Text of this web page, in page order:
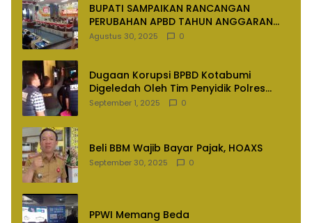
BUPATI SAMPAIKAN RANCANGAN
PERUBAHAN APBD TAHUN ANGGARAN
2025
Agustus 30, 2025 0
Dugaan Korupsi BPBD Kotabumi
Digeledah Oleh Tim Penyidik Polres
Lampung Utara
September 1, 2025 0
Beli BBM Wajib Bayar Pajak, HOAXS
September 30, 2025 0
PPWI Memang Beda